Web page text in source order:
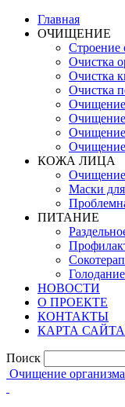
Главная
ОЧИЩЕНИЕ
Строение
Очистка
Очистка
Очистка
Очищение
Очищение
КОЖА ЛИЦА
Маски
ПИТАНИЕ
Голодание
НОВОСТИ
О ПРОЕКТЕ
КОНТАКТЫ
КАРТА САЙТА
Поиск
Очищение организма